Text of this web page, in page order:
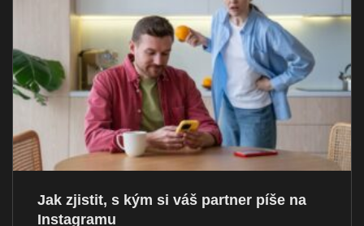
Jak zjistit, s kým si váš partner píše na
Instagramu